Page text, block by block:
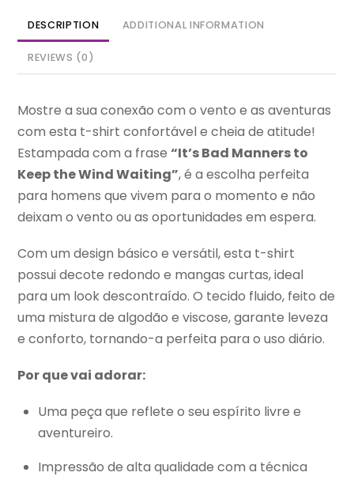
DESCRIPTION ADDITIONAL INFORMATION
REVIEWS (0)
Mostre a sua conexão com o vento e as aventuras
com esta t-shirt confortável e cheia de atitude!
Estampada com a frase“It’s Bad Manners to
Keep the Wind Waiting”, é a escolha perfeita
para homens que vivem para o momento e não
deixam o vento ou as oportunidades em espera.
Com um design básico e versátil, esta t-shirt
possui decote redondo e mangas curtas, ideal
para um look descontraído. O tecido fluido, feito de
uma mistura de algodão e viscose, garante leveza
e conforto, tornando-a perfeita para o uso diário.
Por que vai adorar:
Uma peça que reflete o seu espírito livre e
aventureiro.
Impressão de alta qualidade com a técnica